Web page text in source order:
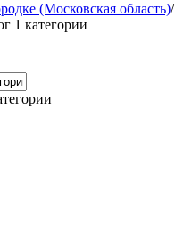
(Московская область)/
1 категории